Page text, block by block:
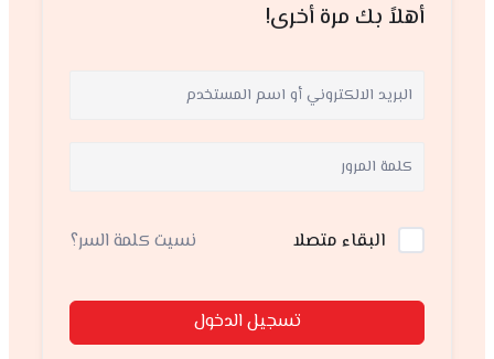
أهلاً بك مرة أخرى!
البقاء متصلا نسيت كلمة السر؟
تسجيل الدخول